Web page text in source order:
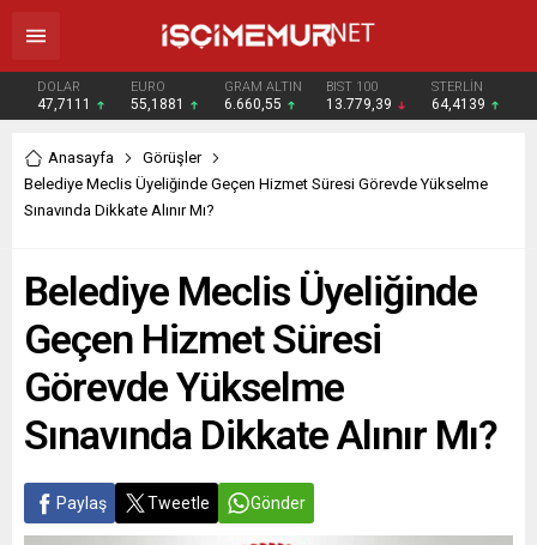
DOLAR
47,7111
EURO
55,1881
GRAM ALTIN
6.660,55
BIST 100
13.779,39
STERLİN
64,4139
Anasayfa
Görüşler
Belediye Meclis Üyeliğinde Geçen Hizmet Süresi Görevde Yükselme
Sınavında Dikkate Alınır Mı?
Belediye Meclis Üyeliğinde
Geçen Hizmet Süresi
Görevde Yükselme
Sınavında Dikkate Alınır Mı?
Paylaş Tweetle Gönder